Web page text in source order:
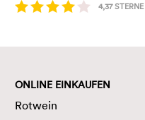
4,37STERNE
ONLINE EINKAUFEN
Rotwein